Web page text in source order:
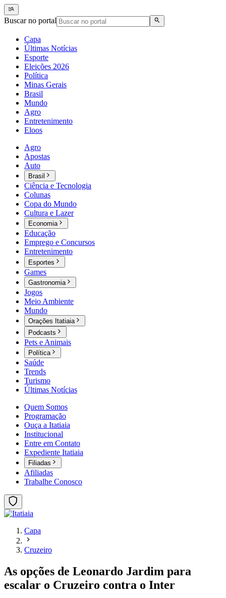
Buscar no portal
Capa
Últimas Notícias
Esporte
Eleições 2026
Política
Minas Gerais
Brasil
Mundo
Agro
Entretenimento
Eloos
Agro
Apostas
Auto
Brasil
Ciência e Tecnologia
Colunas
Copa do Mundo
Cultura e Lazer
Economia
Educação
Emprego e Concursos
Entretenimento
Esportes
Games
Gastronomia
Jogos
Meio Ambiente
Mundo
Orações Itatiaia
Podcasts
Pets e Animais
Política
Saúde
Trends
Turismo
Últimas Notícias
Quem Somos
Programação
Ouça a Itatiaia
Institucional
Entre em Contato
Expediente Itatiaia
Filiadas
Afiliadas
Trabalhe Conosco
Capa
Cruzeiro
As opções de Leonardo Jardim para
escalar o Cruzeiro contra o Inter